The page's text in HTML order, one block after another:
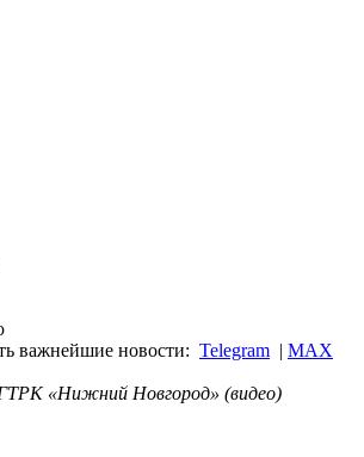
важнейшие новости: Telegram | MAX
ГТРК «Нижний Новгород» (видео)